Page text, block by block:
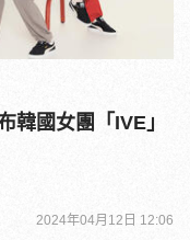
韓國女團「IVE」
2024年04月12日 12:06